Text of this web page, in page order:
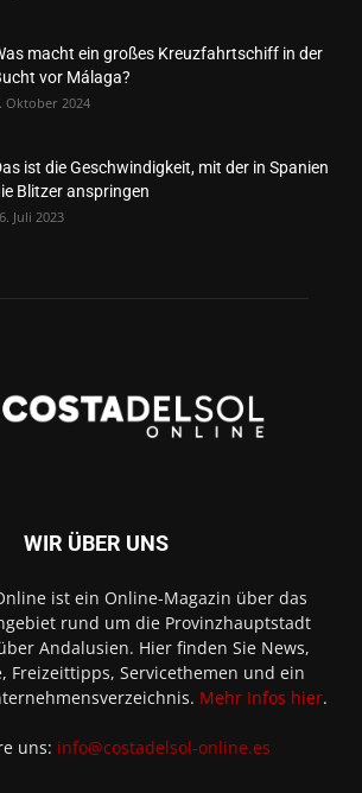
macht ein großes Kreuzfahrtschiff in der
vor Málaga?
Oktober 2024
ist die Geschwindigkeit, mit der in Spanien
Blitzer anspringen
Juli 2023
WIR ÜBER UNS
ist ein Online-Magazin über das
rund um die Provinzhauptstadt
Andalusien. Hier finden Sie News,
Freizeittipps, Servicethemen und ein
Mehr Infos hier.
uns: info@costadelsol-online.es